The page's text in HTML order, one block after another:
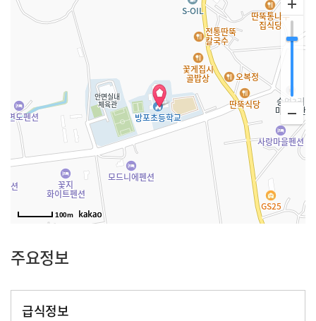
100m
주요정보
급식정보